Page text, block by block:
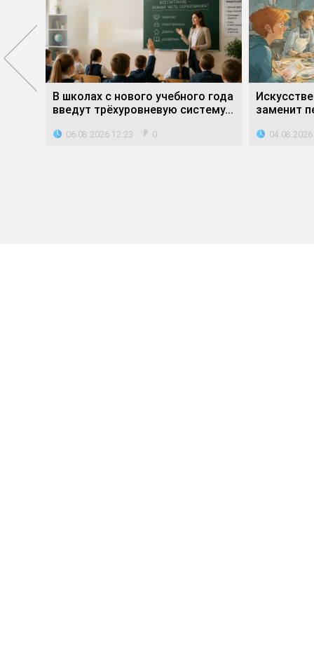
В школах с нового учебного года
введут трёхуровневую систему...
06.08.2026 12:23 0
заменит